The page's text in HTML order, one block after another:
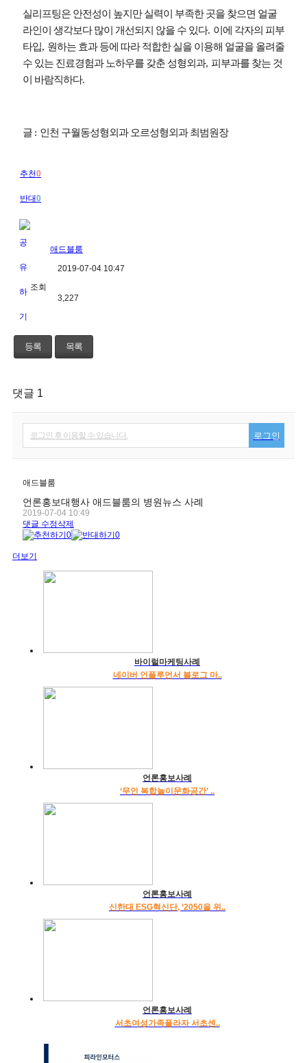
실리프팅은 안전성이 높지만 실력이 부족한 곳을 찾으면 얼굴
라인이 생각보다 많이 개선되지 않을 수 있다. 이에 각자의 피부
타입, 원하는 효과 등에 따라 적합한 실을 이용해 얼굴을 올려줄
수 있는 진료경험과 노하우를 갖춘 성형외과, 피부과를 찾는 것
이 바람직하다.
글 : 인천 구월동성형외과 오르성형외과 최범원장
추천0
반대0
애드블룸
2019-07-04 10:47
조회
3,227
등록 목록
댓글 1
로그인 후 이용할 수 있습니다. 로그인
애드블룸
언론홍보대행사 애드블룸의 병원뉴스 사례
2019-07-04 10:49
댓글 수정삭제
0
0
더보기
바이럴마케팅사례
네이버 인플루언서 블로그 마..
언론홍보사례
‘무인 복합놀이문화공간’ ..
언론홍보사례
신한대 ESG혁신단, ‘2050을 위..
언론홍보사례
서초여성가족플라자 서초센..